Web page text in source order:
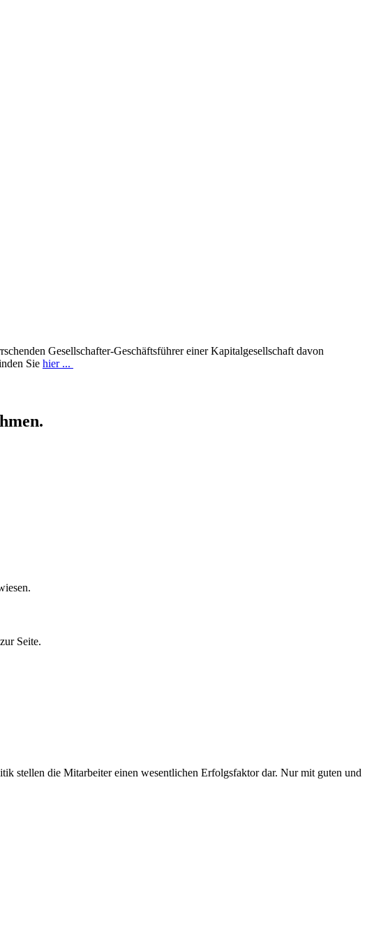
Gesellschafter-Geschäftsführer einer Kapitalgesellschaft davon
Sie hier ...
Seite.
stellen die Mitarbeiter einen wesentlichen Erfolgsfaktor dar. Nur mit guten und